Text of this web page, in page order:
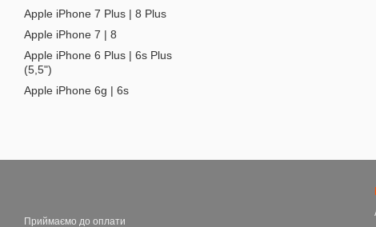
Apple iPhone 7 Plus | 8 Plus
Apple iPhone 7 | 8
Apple iPhone 6 Plus | 6s Plus
(5,5")
Apple iPhone 6g | 6s
Приймаємо до оплати